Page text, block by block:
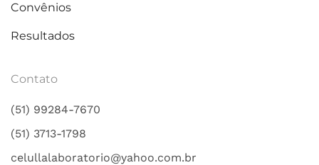
Convênios
Resultados
Contato
(51) 99284-7670
(51) 3713-1798
celullalaboratorio@yahoo.com.br